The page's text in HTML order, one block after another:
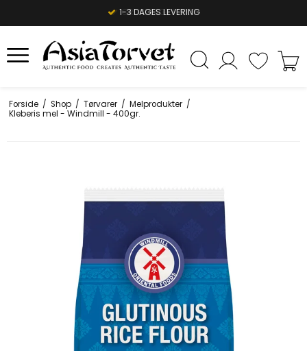
1-3 DAGES LEVERING
Forside / Shop / Tørvarer / Melprodukter /
Kleberis mel - Windmill - 400gr.